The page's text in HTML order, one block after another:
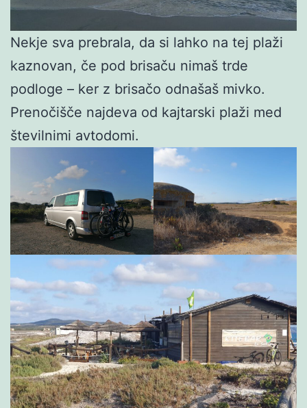
Nekje sva prebrala, da si lahko na tej plaži
kaznovan, če pod brisaču nimaš trde
podloge – ker z brisačo odnašaš mivko.
Prenočišče najdeva od kajtarski plaži med
številnimi avtodomi.